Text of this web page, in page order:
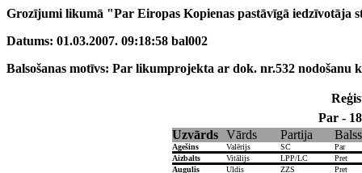
Grozījumi likumā "Par Eiropas Kopienas pastāvīgā iedzīvotāja
Datums: 01.03.2007. 09:18:58 bal002
Balsošanas motīvs: Par likumprojekta ar dok. nr.532 nodošanu
Par - 18
Uzvārds
Vārds Partija Balss
Agešins Valērijs SC
Par
Aizbalts
Vitālijs LPP/LC
Pret
Augulis
Uldis ZZS
Pret